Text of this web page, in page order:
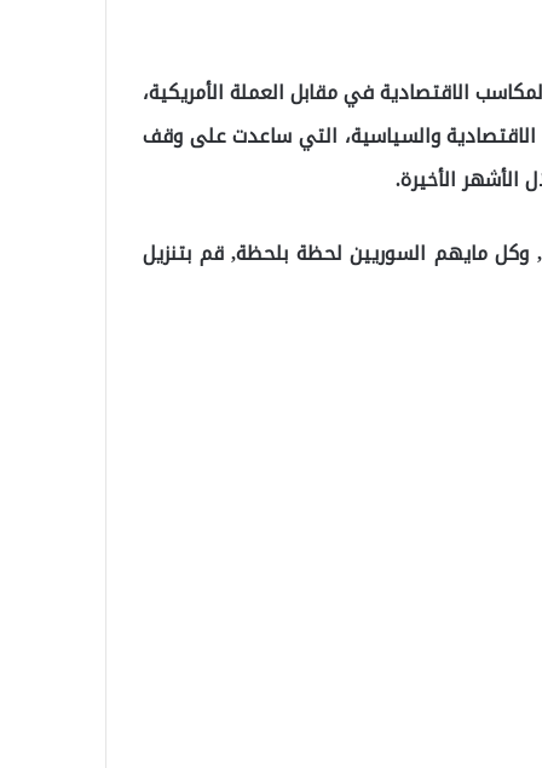
الاقتصادية في مقابل العملة الأمريكية،
الاقتصادية والسياسية، التي ساعدت على وقف
الأشهر الأخيرة.
وكل مايهم السوريين لحظة بلحظة, قم بتنزيل